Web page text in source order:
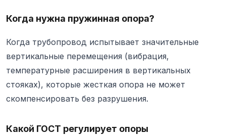
Когда нужна пружинная опора?
Когда трубопровод испытывает значительные
вертикальные перемещения (вибрация,
температурные расширения в вертикальных
стояках), которые жесткая опора не может
скомпенсировать без разрушения.
Какой ГОСТ регулирует опоры